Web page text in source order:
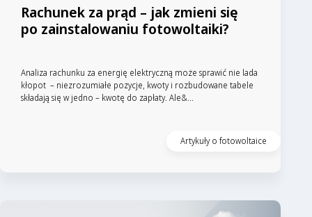
Rachunek za prąd – jak zmieni się
po zainstalowaniu fotowoltaiki?
Analiza rachunku za energię elektryczną może sprawić nie lada
kłopot – niezrozumiałe pozycje, kwoty i rozbudowane tabele
składają się w jedno – kwotę do zapłaty. Ale&...
Artykuły o fotowoltaice